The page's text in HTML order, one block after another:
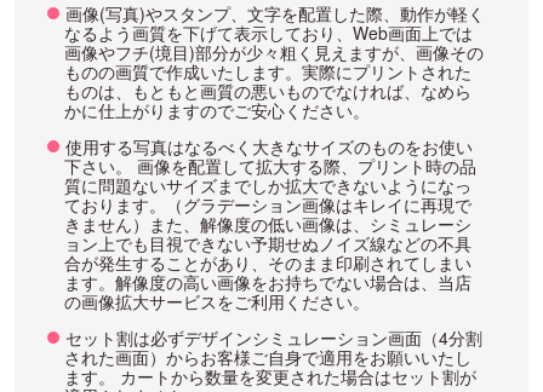
画像(写真)やスタンプ、文字を配置した際、動作が軽く
なるよう画質を下げて表示しており、Web画面上では
画像やフチ(境目)部分が少々粗く見えますが、画像その
ものの画質で作成いたします。実際にプリントされた
ものは、もともと画質の悪いものでなければ、なめら
かに仕上がりますのでご安心ください。
使用する写真はなるべく大きなサイズのものをお使い
下さい。 画像を配置して拡大する際、プリント時の品
質に問題ないサイズまでしか拡大できないようになっ
ております。（グラデーション画像はキレイに再現で
きません）また、解像度の低い画像は、シミュレーシ
ョン上でも目視できない予期せぬノイズ線などの不具
合が発生することがあり、そのまま印刷されてしまい
ます。解像度の高い画像をお持ちでない場合は、当店
の画像拡大サービスをご利用ください。
セット割は必ずデザインシミュレーション画面（4分割
された画面）からお客様ご自身で適用をお願いいたし
ます。 カートから数量を変更された場合はセット割が